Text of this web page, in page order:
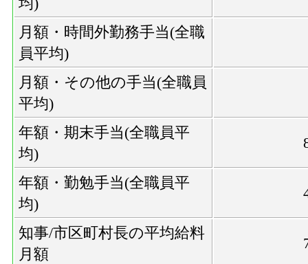
月額・時間外勤務手当(全職
員平均)
月額・その他の手当(全職員
平均)
年額・期末手当(全職員平
均)
年額・勤勉手当(全職員平
均)
知事/市区町村長の平均給料
月額